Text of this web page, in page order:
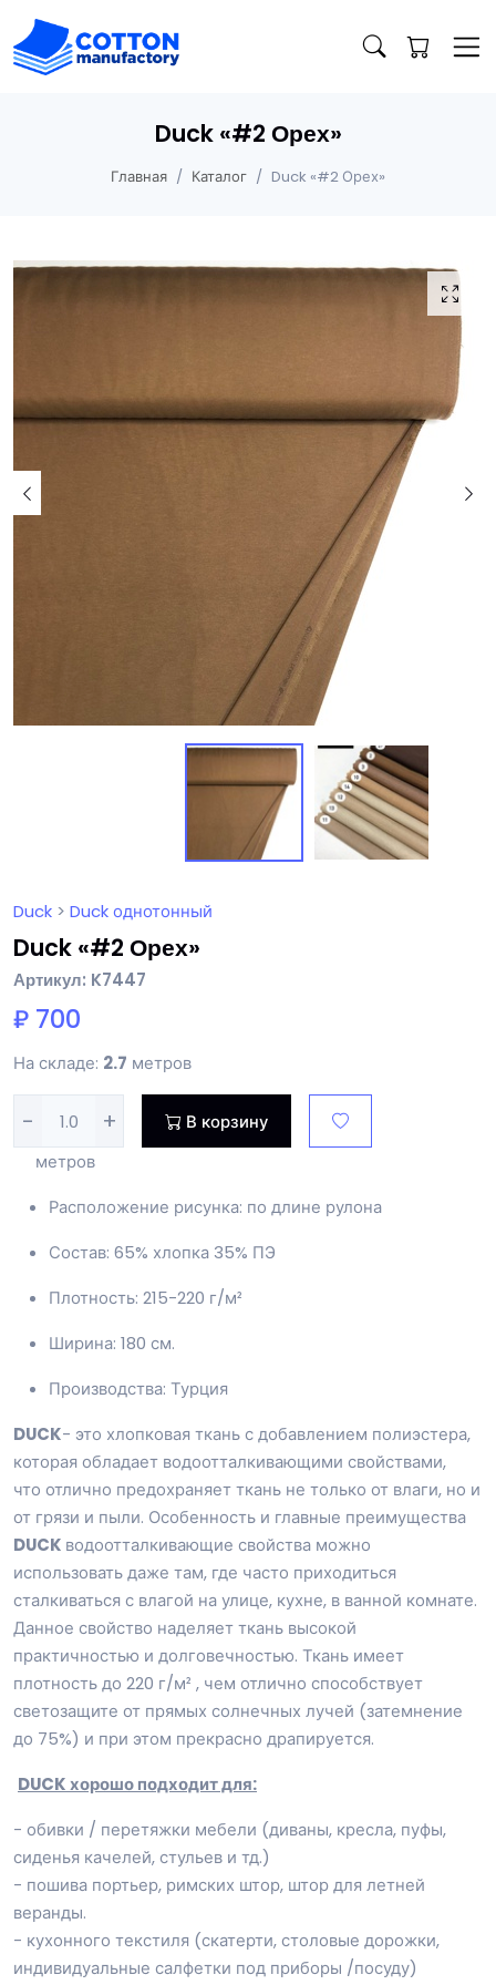
Duck «#2 Орех»
Главная Каталог Duck «#2 Орех»
Duck > Duck однотонный
Duck «#2 Орех»
Артикул: K7447
₽ 700
На складе: 2.7 метров
- +
В корзину
метров
Расположение рисунка: по длине рулона
Состав: 65% хлопка 35% ПЭ
Плотность: 215-220 г/м²
Ширина: 180 см.
Производства: Турция
DUCK- это хлопковая ткань с добавлением полиэстера,
которая обладает водоотталкивающими свойствами,
что отлично предохраняет ткань не только от влаги, но и
от грязи и пыли. Особенность и главные преимущества
DUCK водоотталкивающие свойства можно
использовать даже там, где часто приходиться
сталкиваться с влагой на улице, кухне, в ванной комнате.
Данное свойство наделяет ткань высокой
практичностью и долговечностью. Ткань имеет
плотность до 220 г/м² , чем отлично способствует
светозащите от прямых солнечных лучей (затемнение
до 75%) и при этом прекрасно драпируется.
DUCK хорошо подходит для:
- обивки / перетяжки мебели (диваны, кресла, пуфы,
сиденья качелей, стульев и тд.)
- пошива портьер, римских штор, штор для летней
веранды.
- кухонного текстиля (скатерти, столовые дорожки,
индивидуальные салфетки под приборы /посуду)